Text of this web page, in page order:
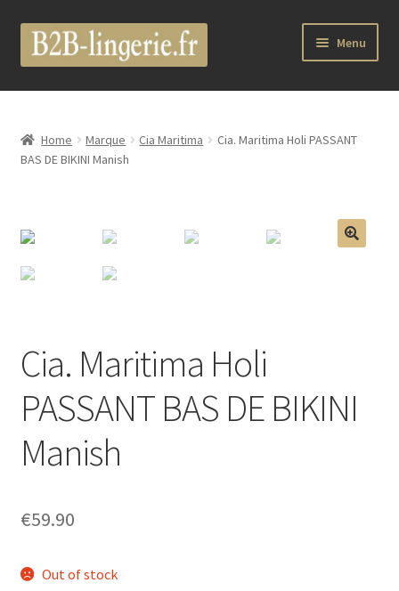
Aller
Aller
au
Menu
B2B Lingerie Site Officiel
Wholesale Registration Page
Boutique
Marques
Femme
Homme
Maillot de bain Femme
Home Marque Cia Maritima
Cia. Maritima Holi PASSANT
BAS DE BIKINI Manish
Cia. Maritima Holi
PASSANT BAS DE BIKINI
Manish
€59.90
Out of stock